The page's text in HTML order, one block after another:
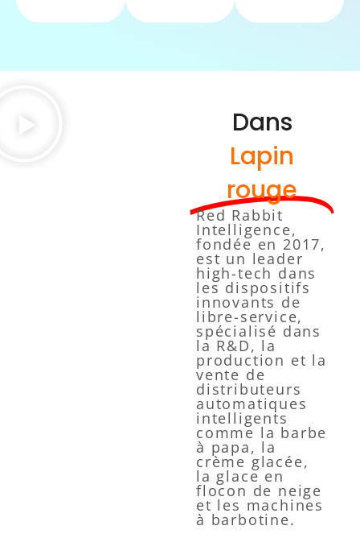
Dans
Lapin
rouge
Red Rabbit
Intelligence,
fondée en 2017,
est un leader
high-tech dans
les dispositifs
innovants de
libre-service,
spécialisé dans
la R&D, la
production et la
vente de
distributeurs
automatiques
intelligents
comme la barbe
à papa, la
crème glacée,
la glace en
flocon de neige
et les machines
à barbotine.